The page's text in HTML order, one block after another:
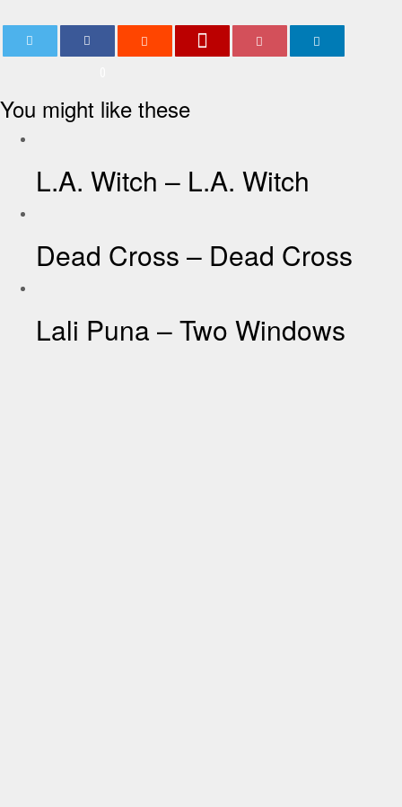
You might like these
L.A. Witch – L.A. Witch
Dead Cross – Dead Cross
Lali Puna – Two Windows